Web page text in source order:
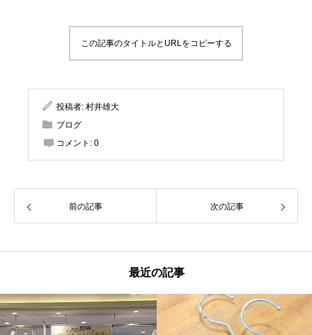
この記事のタイトルとURLをコピーする
投稿者: 村井雄大
ブログ
コメント: 0
前の記事 次の記事
最近の記事